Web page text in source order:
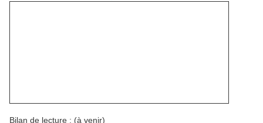
Bilan de lecture : (à venir)